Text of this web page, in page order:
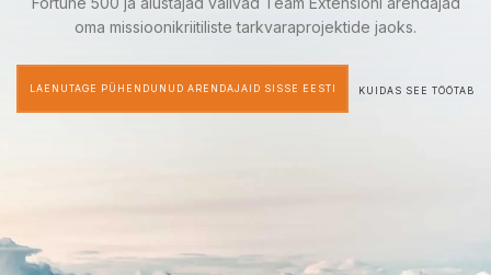
oma missioonikriitiliste tarkvaraprojektide jaoks.
LAENUTAGE PÜHENDUNUD ARENDAJAID SISSE EESTI KUIDAS SEE TÖÖTAB